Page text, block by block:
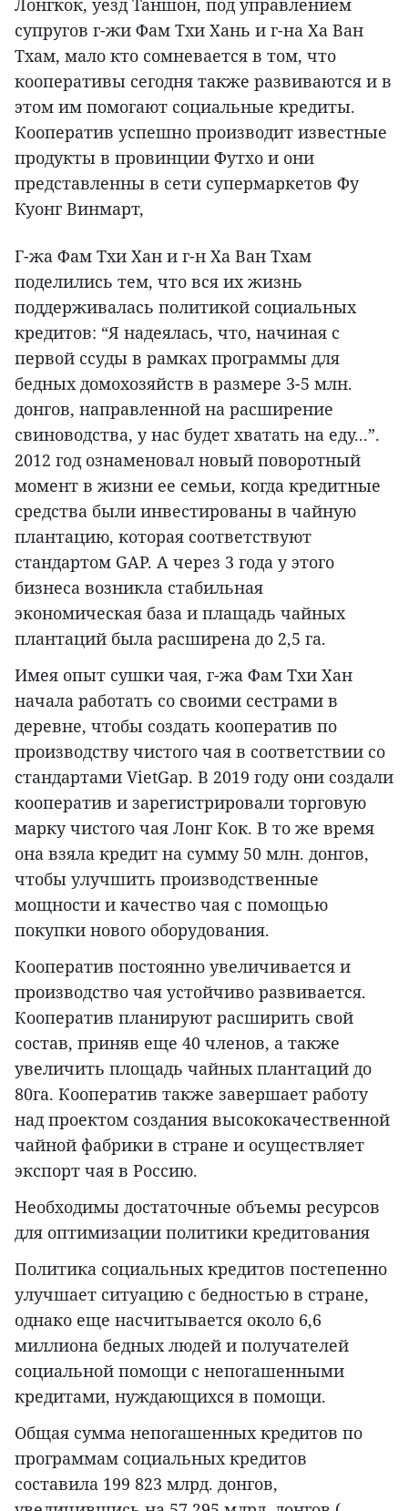
супругов г-жи Фам Тхи Хань и г-на Ха Ван
Тхам, мало кто сомневается в том, что
кооперативы сегодня также развиваются и в
этом им помогают социальные кредиты.
Кооператив успешно производит известные
продукты в провинции Футхо и они
представленны в сети супермаркетов Фу
Куонг Винмарт,
Г-жа Фам Тхи Хан и г-н Ха Ван Тхам
поделились тем, что вся их жизнь
поддерживалась политикой социальных
кредитов: “Я надеялась, что, начиная с
первой ссуды в рамках программы для
бедных домохозяйств в размере 3-5 млн.
донгов, направленной на расширение
свиноводства, у нас будет хватать на еду...”.
2012 год ознаменовал новый поворотный
момент в жизни ее семьи, когда кредитные
средства были инвестированы в чайную
плантацию, которая соответствуют
стандартом GAP. А через 3 года у этого
бизнеса возникла стабильная
экономическая база и плащадь чайных
плантаций была расширена до 2,5 га.
Имея опыт сушки чая, г-жа Фам Тхи Хан
начала работать со своими сестрами в
деревне, чтобы создать кооператив по
производству чистого чая в соответствии со
стандартами VietGap. В 2019 году они создали
кооператив и зарегистрировали торговую
марку чистого чая Лонг Кок. В то же время
она взяла кредит на сумму 50 млн. донгов,
чтобы улучшить производственные
мощности и качество чая с помощью
покупки нового оборудования.
Кооператив постоянно увеличивается и
производство чая устойчиво развивается.
Кооператив планируют расширить свой
состав, приняв еще 40 членов, а также
увеличить площадь чайных плантаций до
80га. Кооператив также завершает работу
над проектом создания высококачественной
чайной фабрики в стране и осуществляет
экспорт чая в Россию.
Необходимы достаточные объемы ресурсов
для оптимизации политики кредитования
Политика социальных кредитов постепенно
улучшает ситуацию с бедностью в стране,
однако еще насчитывается около 6,6
миллиона бедных людей и получателей
социальной помощи с непогашенными
кредитами, нуждающихся в помощи.
Общая сумма непогашенных кредитов по
программам социальных кредитов
составила 199 823 млрд. донгов,